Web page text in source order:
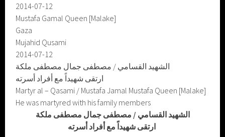
2014-07-12
Mustafa Gamal Queen [Malake]
Gaza
Mujahid Qusami
2014-07-12
الشهيد القسامي / مصطفى جمال مصطفى ملكة
ارتقى شهيداً مع أفراد أسرته
Martyr al – Qasami / Mustafa Jamal Mustafa Queen [Malake]
He was martyred with his family members
الشهيد القسامي / مصطفى جمال مصطفى ملكة